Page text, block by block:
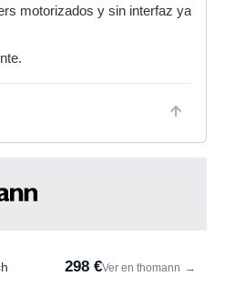
motorizados y sin interfaz ya
298 €Ver en thomann →